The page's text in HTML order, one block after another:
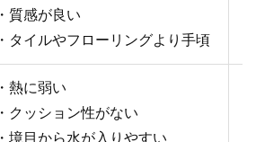
・質感が良い
・タイルやフローリングより手頃
・熱に弱い
・クッション性がない
・境目から水が入りやすい